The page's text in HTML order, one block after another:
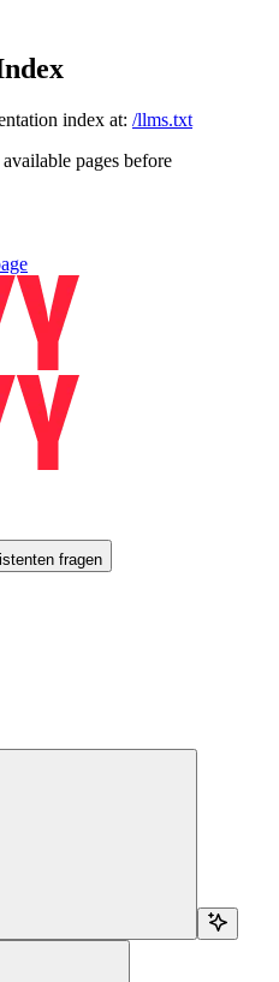
index at: /llms.txt
pages before
fragen